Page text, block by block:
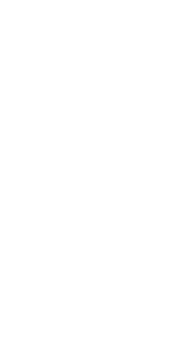
FINITION SKIN FETISH